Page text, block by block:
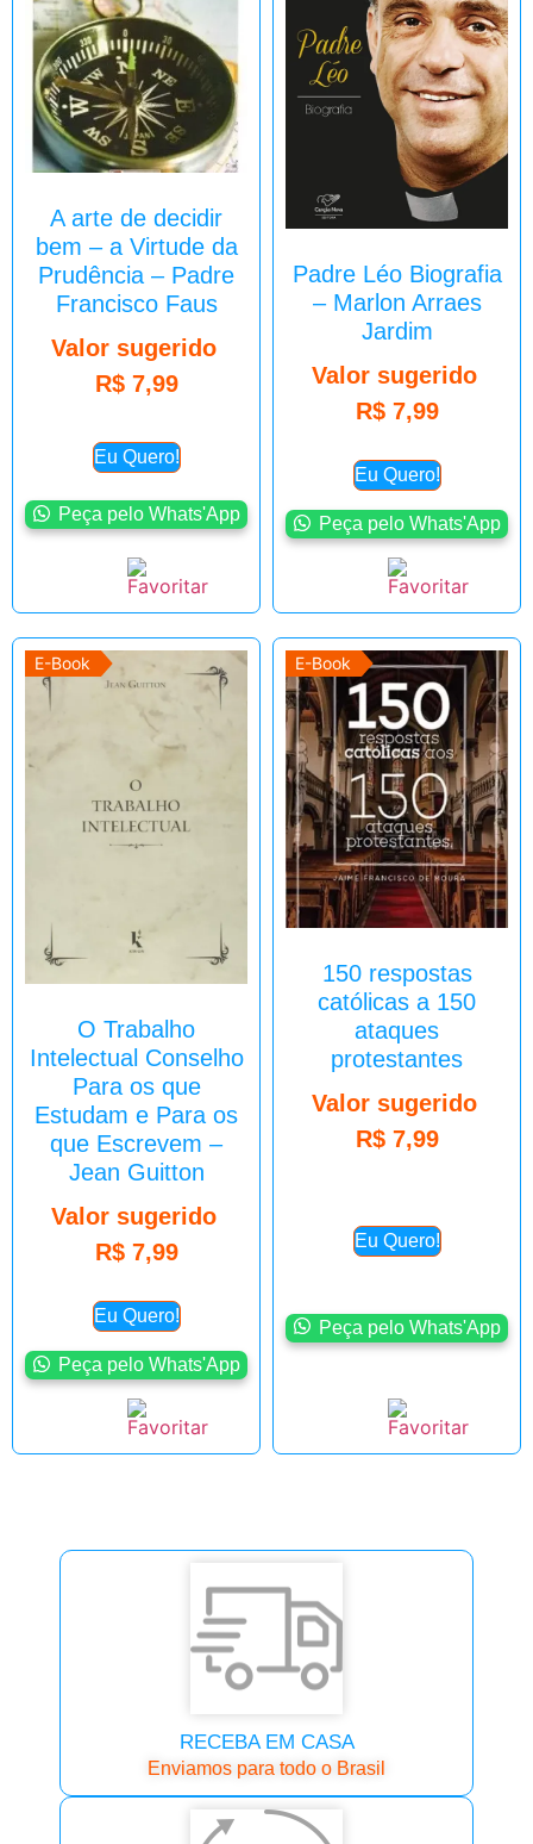
A arte de decidir
bem – a Virtude da
Prudência – Padre
Francisco Faus
Valor sugerido
R$7,99
Eu Quero!
Peça pelo Whats'App
Padre Léo Biografia
– Marlon Arraes
Jardim
Valor sugerido
R$7,99
Eu Quero!
Peça pelo Whats'App
E-Book
O Trabalho
Intelectual Conselho
Para os que
Estudam e Para os
que Escrevem –
Jean Guitton
Valor sugerido
R$7,99
Eu Quero!
Peça pelo Whats'App
E-Book
150 respostas
católicas a 150
ataques
protestantes
Valor sugerido
R$7,99
Eu Quero!
Peça pelo Whats'App
RECEBA EM CASA
Enviamos para todo o Brasil